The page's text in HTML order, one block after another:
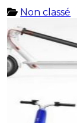
Non classé